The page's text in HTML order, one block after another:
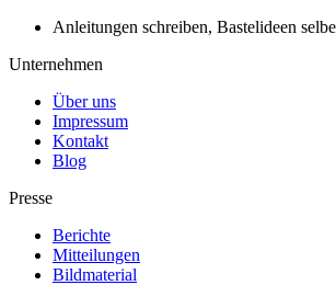
Anleitungen schreiben, Bastelideen
Unternehmen
Über uns
Impressum
Kontakt
Blog
Presse
Berichte
Mitteilungen
Bildmaterial